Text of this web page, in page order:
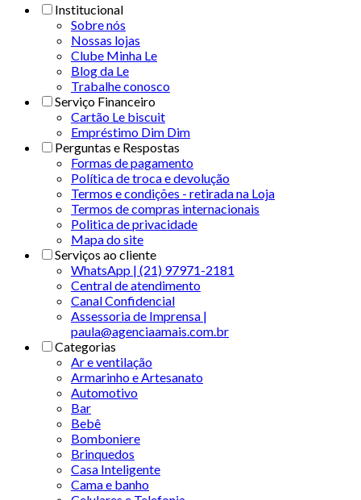
Institucional
Sobre nós
Nossas lojas
Clube Minha Le
Blog da Le
Trabalhe conosco
Serviço Financeiro
Cartão Le biscuit
Empréstimo Dim Dim
Perguntas e Respostas
Formas de pagamento
Política de troca e devolução
Termos e condições - retirada na Loja
Termos de compras internacionais
Politica de privacidade
Mapa do site
Serviços ao cliente
WhatsApp | (21) 97971-2181
Central de atendimento
Canal Confidencial
Assessoria de Imprensa |
paula@agenciaamais.com.br
Categorias
Ar e ventilação
Armarinho e Artesanato
Automotivo
Bar
Bebê
Bomboniere
Brinquedos
Casa Inteligente
Cama e banho